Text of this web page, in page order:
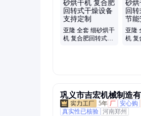
亚隆 全套 细砂烘干
机 复合肥回转式干
亚隆
机 复
巩义市吉宏机械制造
5年 厂 安心购
真实性已核验 河南郑州